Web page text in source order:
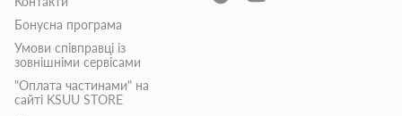
Бонусна програма
Умови співправці із
зовнішніми сервісами
"Оплата частинами" на
сайті KSUU STORE